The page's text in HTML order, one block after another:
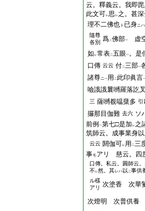
云。釋義云。我即
此文可レ思 レ之。甚
理不二佛也 ト 已身ニハ
隨尊
各別 爲二佛部一
虚
如 レ常表二五眼一。是
口傳 云云 付二三部一
諸尊ニ一用 二 此印眞言
噞誐誐曩嚩羅落訖
三 薩嚩覩嗢蘖多 引
攞那目伽難 去六 ソ
前例 一第七□是加 レ之
筑師云。成事業身
云云 閼伽可レ用 二三
事モアリ 慈云。四
口傳。私云。圓師云
不 レ然。其レハ以 二事供
ル樣
アリ 次塗香 次華
次燈明 次普供養